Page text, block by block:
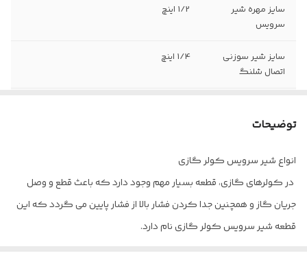
سایز مهره شیر
سرویس
1/2 اینچ
سایز شیر سوزنی
اتصال شلنگ
1/4 اینچ
توضیحات
انواع شیر سرویس کولر گازی
در کولرهای گازی، قطعه بسیار مهم وجود دارد که باعث قطع و وصل
جریان گاز و همچنین جدا کردن فشار بالا از فشار پایین می گردد که این
قطعه شیر سرویس کولر گازی نام دارد.